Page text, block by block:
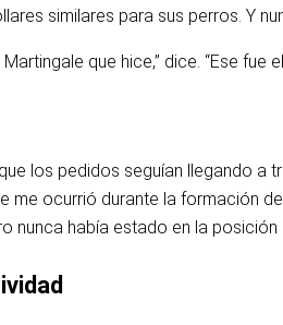
similares para sus perros. Y
que hice,” dice. “Ese
los pedidos seguían llegando
me ocurrió durante la formación
nunca había estado en la